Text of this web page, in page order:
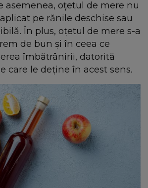
asemenea, oțetul de mere nu
pe rănile deschise sau
În plus, oțetul de mere s-a
de bun și în ceea ce
îmbătrânirii, datorită
care le deține în acest sens.